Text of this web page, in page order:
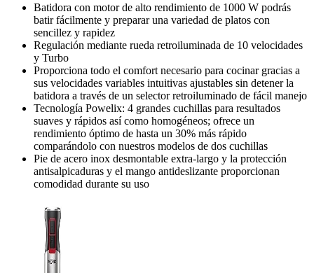
Batidora con motor de alto rendimiento de 1000 W podrás
batir fácilmente y preparar una variedad de platos con
sencillez y rapidez
Regulación mediante rueda retroiluminada de 10 velocidades
y Turbo
Proporciona todo el comfort necesario para cocinar gracias a
sus velocidades variables intuitivas ajustables sin detener la
batidora a través de un selector retroiluminado de fácil manejo
Tecnología Powelix: 4 grandes cuchillas para resultados
suaves y rápidos así como homogéneos; ofrece un
rendimiento óptimo de hasta un 30% más rápido
comparándolo con nuestros modelos de dos cuchillas
Pie de acero inox desmontable extra-largo y la protección
antisalpicaduras y el mango antideslizante proporcionan
comodidad durante su uso